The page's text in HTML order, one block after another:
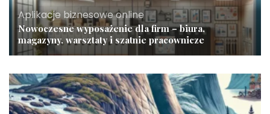
Aplikacje biznesowe online
Nowoczesne wyposażenie dla firm – biura,
magazyny, warsztaty i szatnie pracownicze